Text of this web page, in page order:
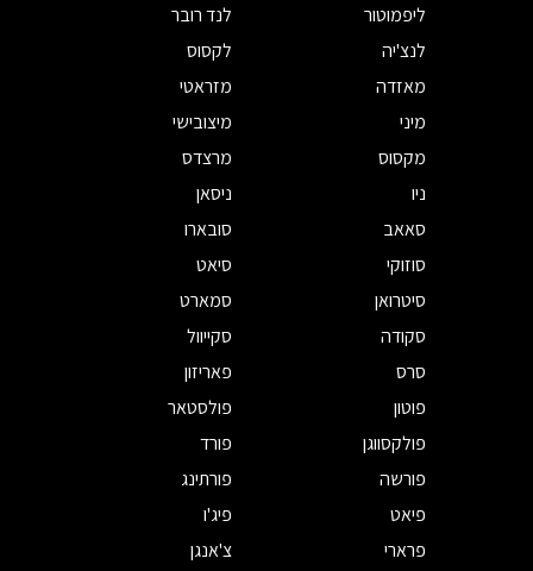
ליפמוטור
לנד רובר
לנצ'יה
לקסוס
מאזדה
מזראטי
מיני
מיצובישי
מקסוס
מרצדס
ניו
ניסאן
סאאב
סובארו
סוזוקי
סיאט
סיטרואן
סמארט
סקודה
סקייוול
סרס
פאריזון
פוטון
פולסטאר
פולקסווגן
פורד
פורשה
פורתינג
פיאט
פיג'ו
פרארי
צ'אנגן